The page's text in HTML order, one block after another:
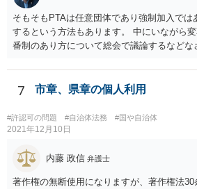
そもそもPTAは任意団体であり強制加入では
するという方法もあります。 中にいながら
番制のあり方について総会で議論するなど
7 市章、県章の個人利用
#許認可の問題 #自治体法務 #国や自治体
2021年12月10日
内藤 政信 弁護士
著作権の無断使用になりますが、著作権法